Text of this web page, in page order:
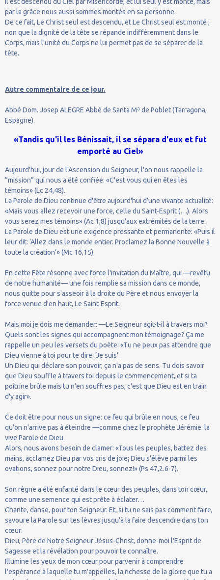
par la grâce nous aussi sommes montés en sa personne.
De ce fait, Le Christ seul est descendu, et Le Christ seul est monté ;
non que la dignité de la tête se répande indifféremment dans le
Corps, mais l'unité du Corps ne lui permet pas de se séparer de la
tête.
Autre commentaire de ce jour.
Abbé Dom. Josep ALEGRE Abbé de Santa Mª de Poblet (Tarragona,
Espagne).
«Tandis qu'il les Bénissait, il se sépara d'eux et fut
emporté au Ciel»
Aujourd'hui, jour de l'Ascension du Seigneur, l'on nous rappelle la
“mission” qui nous a été confiée: «C'est vous qui en êtes les
témoins» (Lc 24,48).
La Parole de Dieu continue d'être aujourd'hui d’une vivante actualité:
«Mais vous allez recevoir une force, celle du Saint-Esprit (…). Alors
vous serez mes témoins» (Ac 1,8) jusqu'aux extrémités de la terre.
La Parole de Dieu est une exigence pressante et permanente: «Puis il
leur dit: ‘Allez dans le monde entier. Proclamez la Bonne Nouvelle à
toute la création’» (Mc 16,15).
En cette Fête résonne avec force l'invitation du Maître, qui —revêtu
de notre humanité— une fois remplie sa mission dans ce monde,
nous quitte pour s'asseoir à la droite du Père et nous envoyer la
force venue d'en haut, Le Saint-Esprit.
Mais moi je dois me demander: —Le Seigneur agit-t-il à travers moi?
Quels sont les signes qui accompagnent mon témoignage? Ça me
rappelle un peu les versets du poète: «Tu ne peux pas attendre que
Dieu vienne à toi pour te dire: ‘Je suis’.
Un Dieu qui déclare son pouvoir, ça n'a pas de sens. Tu dois savoir
que Dieu souffle à travers toi depuis le commencement, et si ta
poitrine brûle mais tu n'en souffres pas, c'est que Dieu est en train
d'y agir».
Ce doit être pour nous un signe: ce feu qui brûle en nous, ce feu
qu’on n'arrive pas à éteindre —comme chez le prophète Jérémie: la
vive Parole de Dieu.
Alors, nous avons besoin de clamer: «Tous les peuples, battez des
mains, acclamez Dieu par vos cris de joie¡ Dieu s'élève parmi les
ovations, sonnez pour notre Dieu, sonnez!» (Ps 47,2.6-7).
Son règne a été enfanté dans le cœur des peuples, dans ton cœur,
comme une semence qui est prête à éclater…
Chante, danse, pour ton Seigneur. Et, si tu ne sais pas comment faire,
savoure la Parole sur tes lèvres jusqu'à la faire descendre dans ton
cœur:
Dieu, Père de Notre Seigneur Jésus-Christ, donne-moi l'Esprit de
Sagesse et la révélation pour pouvoir te connaître.
Illumine les yeux de mon cœur pour parvenir à comprendre
l'espérance à laquelle tu m'appelles, la richesse de la gloire que tu a